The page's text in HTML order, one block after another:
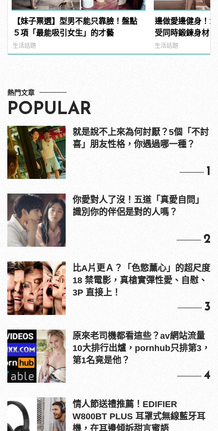
【妹子票選】型男不能只靠臉！盤點
５項「最能吸引女生」的才藝
生活話題
邊做愛邊健身！
受同時鍛鍊身材
生活話題
熱門文章
POPULAR
就是說不上來為何討厭？5個「不討
喜」朋友性格，你遇過哪一種？
1
你愛對人了沒！五道「真愛自問」
識別你的伴侶是對的人嗎？
2
比A片更Ａ？「色慾薰心」的超尺度
18 禁電影，真槍實彈性愛、自慰、
3P 直接上！
3
原來老司機都看這些？av網站流量
10大排行出爐，pornhub只排第3，
第1名竟是他？
4
情人節送禮推薦！EDIFIER
W800BT PLUS 耳罩式無線藍牙耳
機，在耳邊傾訴甜言蜜語